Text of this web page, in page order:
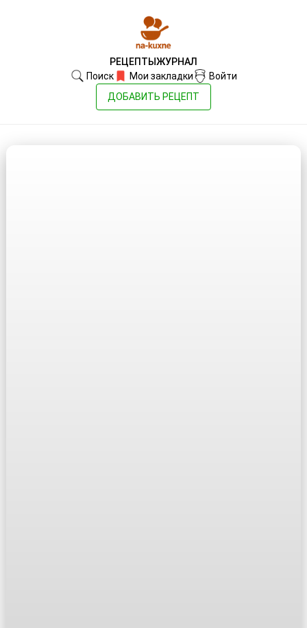
РЕЦЕПТЫ ЖУРНАЛ
Поиск
Мои закладки
Войти
ДОБАВИТЬ РЕЦЕПТ